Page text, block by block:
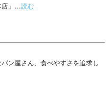
店」…読む
ン屋さん、食べやすさを追求し